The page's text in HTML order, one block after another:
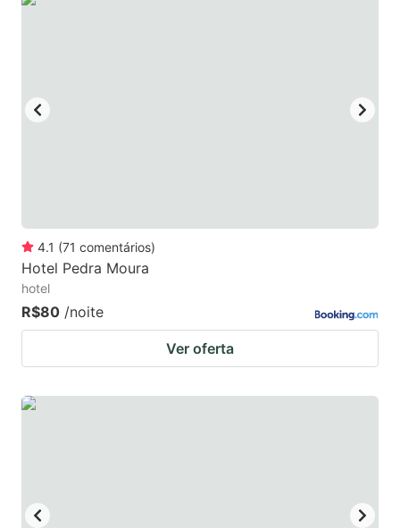
4.1 (71 comentários)
Hotel Pedra Moura
hotel
R$80 /noite
Ver oferta